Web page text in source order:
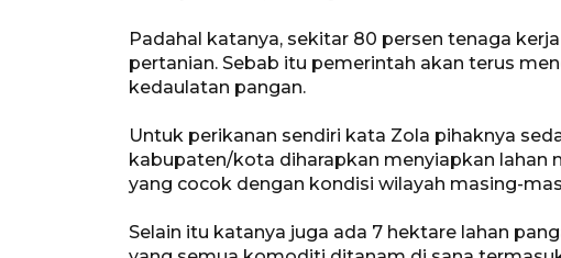
Padahal katanya, sekitar 80 persen tenaga
pertanian. Sebab itu pemerintah akan terus
kedaulatan pangan.
Untuk perikanan sendiri kata Zola pihaknya
kabupaten/kota diharapkan menyiapkan lahan
yang cocok dengan kondisi wilayah masing-
Selain itu katanya juga ada 7 hektare lahan